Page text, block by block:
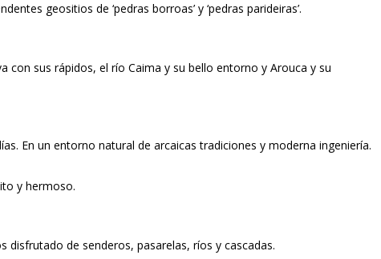
geositios de ‘pedras borroas’ y ‘pedras parideiras’.
con sus rápidos, el río Caima y su bello entorno y Arouca y su
En un entorno natural de arcaicas tradiciones y moderna ingeniería.
y hermoso.
disfrutado de senderos, pasarelas, ríos y cascadas.